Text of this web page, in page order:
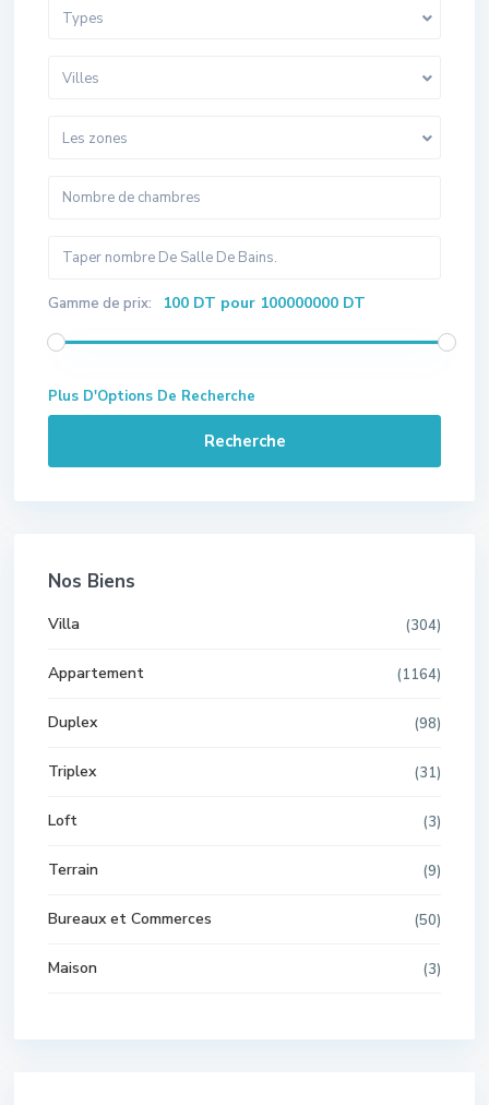
Types
Villes
Les zones
Gamme de prix: 100 DT pour 100000000 DT
Plus D'Options De Recherche
Recherche
Nos Biens
Villa (304)
Appartement (1164)
Duplex (98)
Triplex (31)
Loft (3)
Terrain (9)
Bureaux et Commerces (50)
Maison (3)